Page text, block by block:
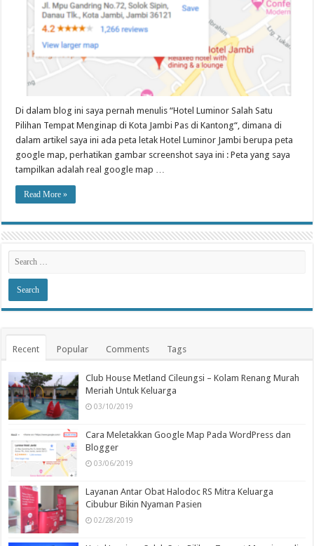
Di dalam blog ini saya pernah menulis “Hotel Luminor Salah Satu
Pilihan Tempat Menginap di Kota Jambi Pas di Kantong“, dimana di
dalam artikel saya ini ada peta letak Hotel Luminor Jambi berupa peta
google map, perhatikan gambar screenshot saya ini : Peta yang saya
tampilkan adalah real google map …
Read More »
Recent Popular Comments Tags
Club House Metland Cileungsi – Kolam Renang Murah
Meriah Untuk Keluarga
03/10/2019
Cara Meletakkan Google Map Pada WordPress dan
Blogger
03/06/2019
Layanan Antar Obat Halodoc RS Mitra Keluarga
Cibubur Bikin Nyaman Pasien
02/28/2019